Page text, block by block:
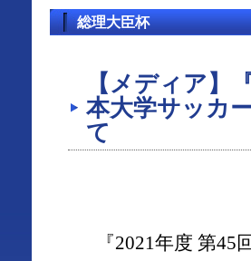
総理大臣杯
【メディア】
本大学サッカ
て
『2021年度 第45